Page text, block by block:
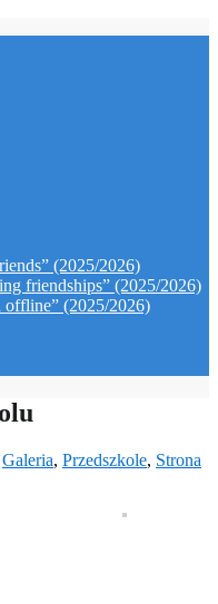
(2025/2026)
friendships” (2025/2026)
offline” (2025/2026)
Galeria, Przedszkole, Strona